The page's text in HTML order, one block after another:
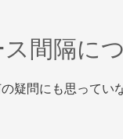
間隔に
疑問にも思って